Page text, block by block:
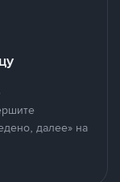
далее» на